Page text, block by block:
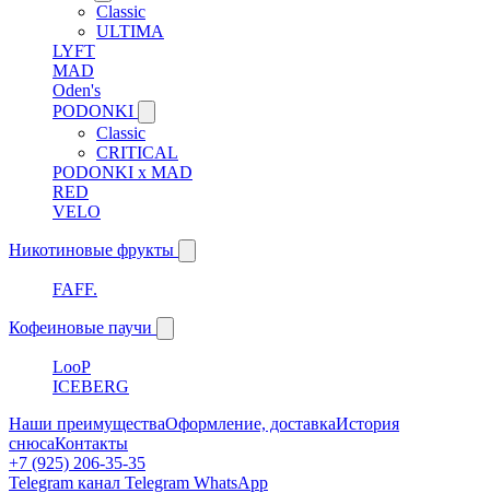
Classic
ULTIMA
LYFT
MAD
Oden's
PODONKI
Classic
CRITICAL
PODONKI x MAD
RED
VELO
Никотиновые фрукты
FAFF.
Кофеиновые паучи
LooP
ICEBERG
Наши преимуществаОформление, доставкаИстория
снюсаКонтакты
+7 (925) 206-35-35
Telegram канал Telegram WhatsApp